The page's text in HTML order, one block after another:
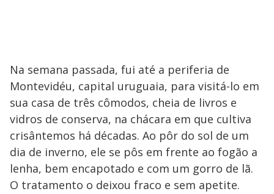
Na semana passada, fui até a periferia de
Montevidéu, capital uruguaia, para visitá-lo em
sua casa de três cômodos, cheia de livros e
vidros de conserva, na chácara em que cultiva
crisântemos há décadas. Ao pôr do sol de um
dia de inverno, ele se pôs em frente ao fogão a
lenha, bem encapotado e com um gorro de lã.
O tratamento o deixou fraco e sem apetite.